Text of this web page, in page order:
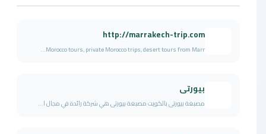
http://marrakech-trip.com
Morocco tours, private Morocco trips, desert tours from Marr...
بيورتى
مصبغة بيورتى بالكويت مصبغة بيورتى هي شركة رائدة في مجال ا...